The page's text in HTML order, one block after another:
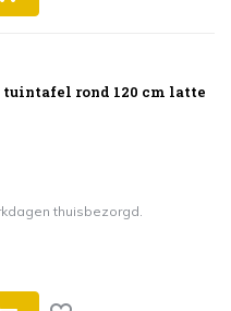
rond 120 cm latte
thuisbezorgd.